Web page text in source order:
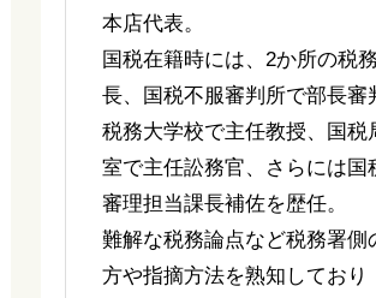
本店代表。
国税在籍時には、2か所の税
長、国税不服審判所で部長審
税務大学校で主任教授、国税
室で主任訟務官、さらには国
審理担当課長補佐を歴任。
難解な税務論点など税務署側
方や指摘方法を熟知しており